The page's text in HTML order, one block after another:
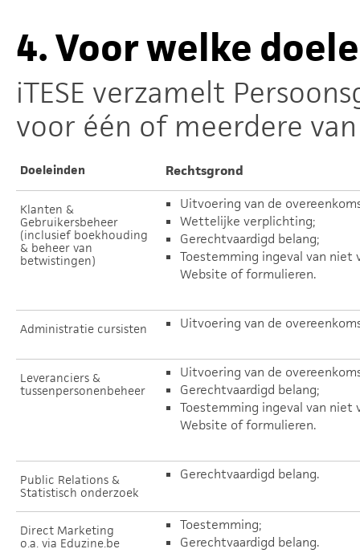
4.Voor welke
iTESE verzamelt
voor één of meerdere
Doeleinden Rechtsgrond
Klanten &
Gebruikersbeheer
(inclusief boekhouding
& beheer van
betwistingen)
Uitvoering van de
Wettelijke verplichting;
Gerechtvaardigd belang;
Toestemming ingeval van niet
Website of formulieren.
Administratie cursisten Uitvoering van de
Leveranciers &
tussenpersonenbeheer
Uitvoering van de
Gerechtvaardigd belang;
Toestemming ingeval van niet
Website of formulieren.
Public Relations &
Statistisch onderzoek
Gerechtvaardigd belang.
Direct Marketing
o.a. via Eduzine.be
Toestemming;
Gerechtvaardigd belang.